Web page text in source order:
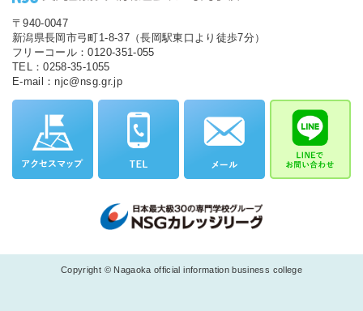
〒940-0047
新潟県長岡市弓町1-8-37（長岡駅東口より徒歩7分）
フリーコール：0120-351-055
TEL：0258-35-1055
E-mail：njc@nsg.gr.jp
Copyright © Nagaoka official information business college